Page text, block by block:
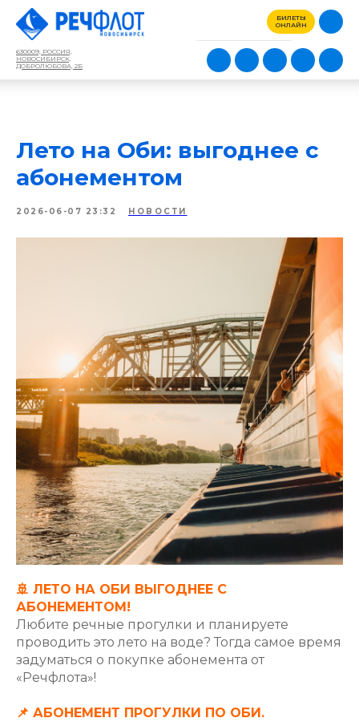
630009, РОССИЯ,
НОВОСИБИРСК,
ДОБРОЛЮБОВА, 2Б
БИЛЕТЫ
ОНЛАЙН
Лето на Оби: выгоднее с
абонементом
2026-06-07 23:32 НОВОСТИ
🚢 ЛЕТО НА ОБИ ВЫГОДНЕЕ С
АБОНЕМЕНТОМ!
Любите речные прогулки и планируете
проводить это лето на воде? Тогда самое время
задуматься о покупке абонемента от
«Речфлота»!
📌 АБОНЕМЕНТ ПРОГУЛКИ ПО ОБИ.